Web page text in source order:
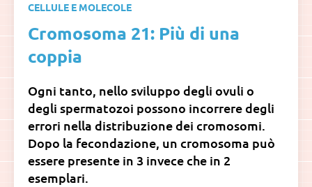
CELLULE E MOLECOLE
Cromosoma 21: Più di una
coppia
Ogni tanto, nello sviluppo degli ovuli o
degli spermatozoi possono incorrere degli
errori nella distribuzione dei cromosomi.
Dopo la fecondazione, un cromosoma può
essere presente in 3 invece che in 2
esemplari.